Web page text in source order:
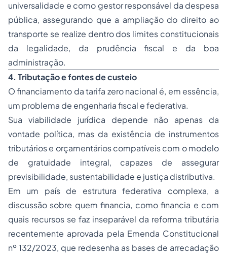
universalidade e como gestor responsável da despesa
pública, assegurando que a ampliação do direito ao
transporte se realize dentro dos limites constitucionais
da legalidade, da prudência fiscal e da boa
administração.
4. Tributação e fontes de custeio
O financiamento da tarifa zero nacional é, em essência,
um problema de engenharia fiscal e federativa.
Sua viabilidade jurídica depende não apenas da
vontade política, mas da existência de instrumentos
tributários e orçamentários compatíveis com o modelo
de gratuidade integral, capazes de assegurar
previsibilidade, sustentabilidade e justiça distributiva.
Em um país de estrutura federativa complexa, a
discussão sobre quem financia, como financia e com
quais recursos se faz inseparável da reforma tributária
recentemente aprovada pela Emenda Constitucional
nº 132/2023, que redesenha as bases de arrecadação